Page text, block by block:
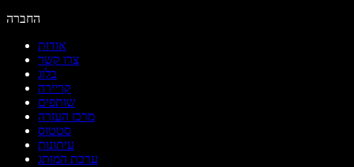
החברה
אודות
צרו קשר
בלוג
קריירה
שותפים
מרכז העזרה
סטטוס
עיתונות
ערכת המותג